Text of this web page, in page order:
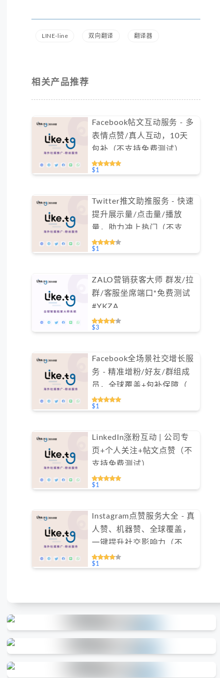
LINE-line 双向翻译 翻译器
相关产品推荐
Facebook帖文互动服务 - 多
表情点赞/真人互动，10天
包补（不支持免费测试）
$1
Twitter推文助推服务 - 快速
提升展示量/点击量/播放
量，助力冲上热门（不支持
免费测试）
$1
ZALO营销获客大师 群发/拉
群/客服坐席端口*免费测试
#YKZA
$3
Facebook全场景社交增长服
务 - 精准增粉/好友/群组成
员，全球覆盖+包补保障（不
支持免费测试）
$1
LinkedIn涨粉互动 | 公司专
页+个人关注+帖文点赞（不
支持免费测试）
$1
Instagram点赞服务大全 - 真
人赞、机器赞、全球覆盖，
一键提升社交影响力（不支
持免费测试）
$1